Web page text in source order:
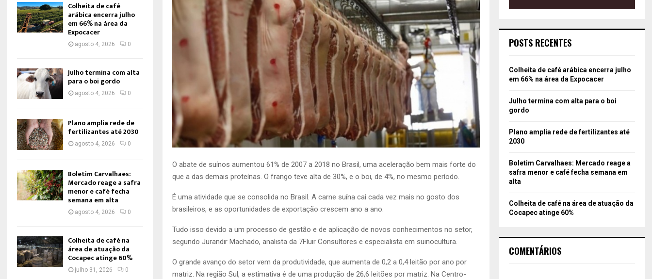
O abate de suínos aumentou 61% de 2007 a 2018 no Brasil, uma aceleração bem mais forte do
que a das demais proteínas. O frango teve alta de 30%, e o boi, de 4%, no mesmo período.
É uma atividade que se consolida no Brasil. A carne suína cai cada vez mais no gosto dos
brasileiros, e as oportunidades de exportação crescem ano a ano.
Tudo isso devido a um processo de gestão e de aplicação de novos conhecimentos no setor,
segundo Jurandir Machado, analista da 7Fluir Consultores e especialista em suinocultura.
O grande avanço do setor vem da produtividade, que aumenta de 0,2 a 0,4 leitão por ano por
matriz. Na região Sul, a estimativa é de uma produção de 26,6 leitões por matriz. Na Centro-
Colheita de café
arábica encerra julho
em 66% na área da
Expocacer
agosto 4, 2026 0
Julho termina com alta
para o boi gordo
agosto 4, 2026 0
Plano amplia rede de
fertilizantes até 2030
agosto 4, 2026 0
Boletim Carvalhaes:
Mercado reage a safra
menor e café fecha
semana em alta
agosto 4, 2026 0
Colheita de café na
área de atuação da
Cocapec atinge 60%
julho 31, 2026 0
POSTS RECENTES
Colheita de café arábica encerra julho
em 66% na área da Expocacer
Julho termina com alta para o boi
gordo
Plano amplia rede de fertilizantes até
2030
Boletim Carvalhaes: Mercado reage a
safra menor e café fecha semana em
alta
Colheita de café na área de atuação da
Cocapec atinge 60%
COMENTÁRIOS